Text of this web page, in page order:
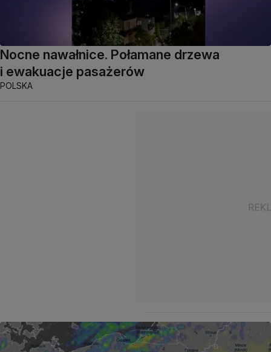
Nocne nawałnice. Połamane drzewa
i ewakuacje pasażerów
POLSKA